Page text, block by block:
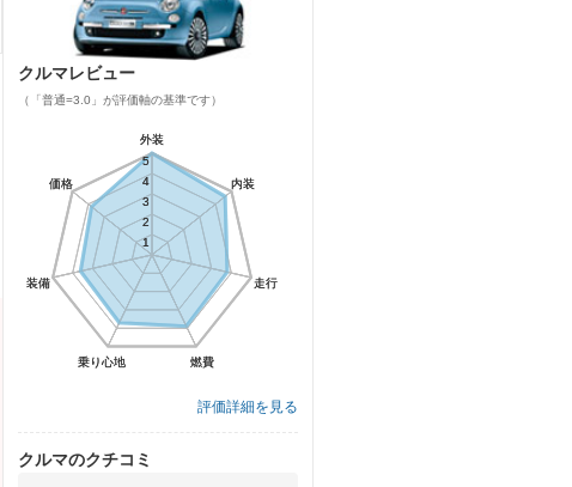
クルマレビュー
（「普通=3.0」が評価軸の基準です）
外装
内装
走行
燃費
乗り心地
装備
価格
1
2
3
4
5
外装
内装
走行
燃費
乗り心地
装備
価格
1
2
3
4
5
評価詳細を見る
クルマのクチコミ